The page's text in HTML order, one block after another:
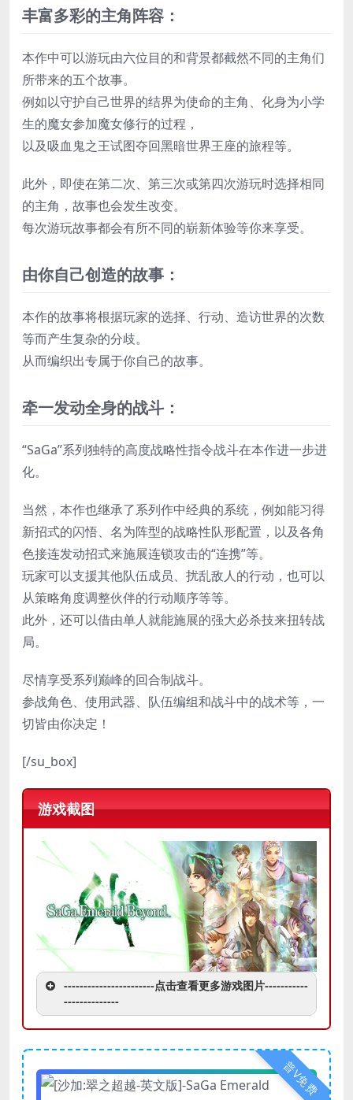
丰富多彩的主角阵容：
本作中可以游玩由六位目的和背景都截然不同的主角们
所带来的五个故事。
例如以守护自己世界的结界为使命的主角、化身为小学
生的魔女参加魔女修行的过程，
以及吸血鬼之王试图夺回黑暗世界王座的旅程等。
此外，即使在第二次、第三次或第四次游玩时选择相同
的主角，故事也会发生改变。
每次游玩故事都会有所不同的崭新体验等你来享受。
由你自己创造的故事：
本作的故事将根据玩家的选择、行动、造访世界的次数
等而产生复杂的分歧。
从而编织出专属于你自己的故事。
牵一发动全身的战斗：
“SaGa”系列独特的高度战略性指令战斗在本作进一步进
化。
当然，本作也继承了系列作中经典的系统，例如能习得
新招式的闪悟、名为阵型的战略性队形配置，以及各角
色接连发动招式来施展连锁攻击的“连携”等。
玩家可以支援其他队伍成员、扰乱敌人的行动，也可以
从策略角度调整伙伴的行动顺序等等。
此外，还可以借由单人就能施展的强大必杀技来扭转战
局。
尽情享受系列巅峰的回合制战斗。
参战角色、使用武器、队伍编组和战斗中的战术等，一
切皆由你决定！
[/su_box]
游戏截图
-----------------------点击查看更多游戏图片-----------
--------------
普V免费